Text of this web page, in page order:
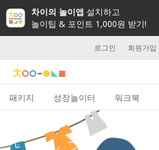
차이의 놀이앱 설치하고
놀이팁 & 포인트 1,000원 받기!
로그인 회원가입
패키지 성장놀이터 워크북